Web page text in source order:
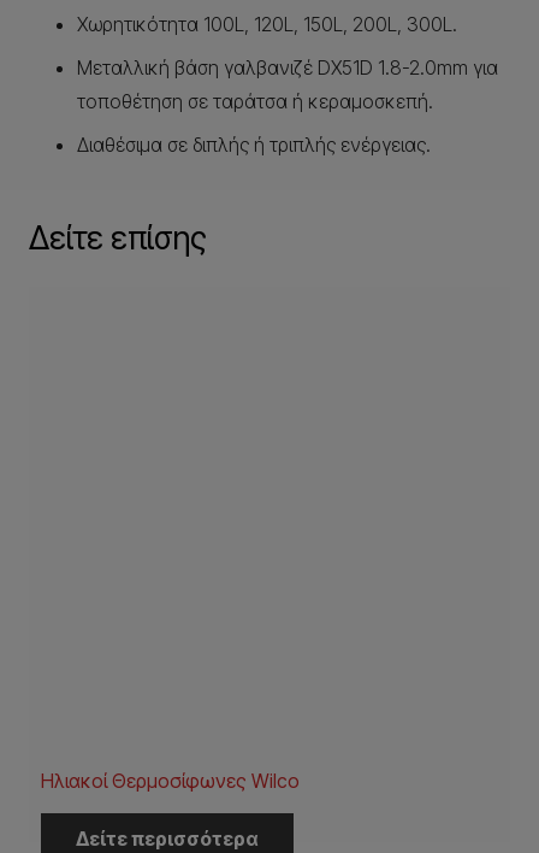
Χωρητικότητα 100L, 120L, 150L, 200L, 300L.
Μεταλλική βάση γαλβανιζέ DX51D 1.8-2.0mm για
τοποθέτηση σε ταράτσα ή κεραμοσκεπή.
Διαθέσιμα σε διπλής ή τριπλής ενέργειας.
Δείτε επίσης
Ηλιακοί Θερμοσίφωνες Wilco
Δείτε περισσότερα